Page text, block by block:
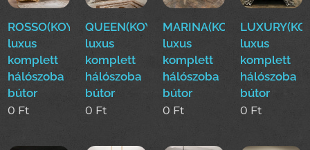
ROSSO(KOYUN)Klasszikus
luxus
komplett
hálószoba
bútor
0 Ft
QUEEN(KOYUN)Klasszikus
luxus
komplett
hálószoba
bútor
0 Ft
luxus
komplett
hálószoba
bútor
0 Ft
luxus
komplett
hálószoba
bútor
0 Ft